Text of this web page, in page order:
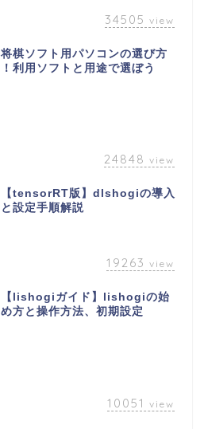
34505 view
将棋ソフト用パソコンの選び方
！利用ソフトと用途で選ぼう
24848 view
【tensorRT版】dlshogiの導入
と設定手順解説
19263 view
【lishogiガイド】lishogiの始
め方と操作方法、初期設定
10051 view